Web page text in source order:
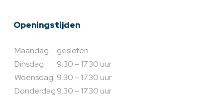
Openingstijden
Maandag
gesloten
Dinsdag
9.30 – 17.30 uur
Woensdag 9.30 – 17.30 uur
Donderdag9.30 – 17.30 uur